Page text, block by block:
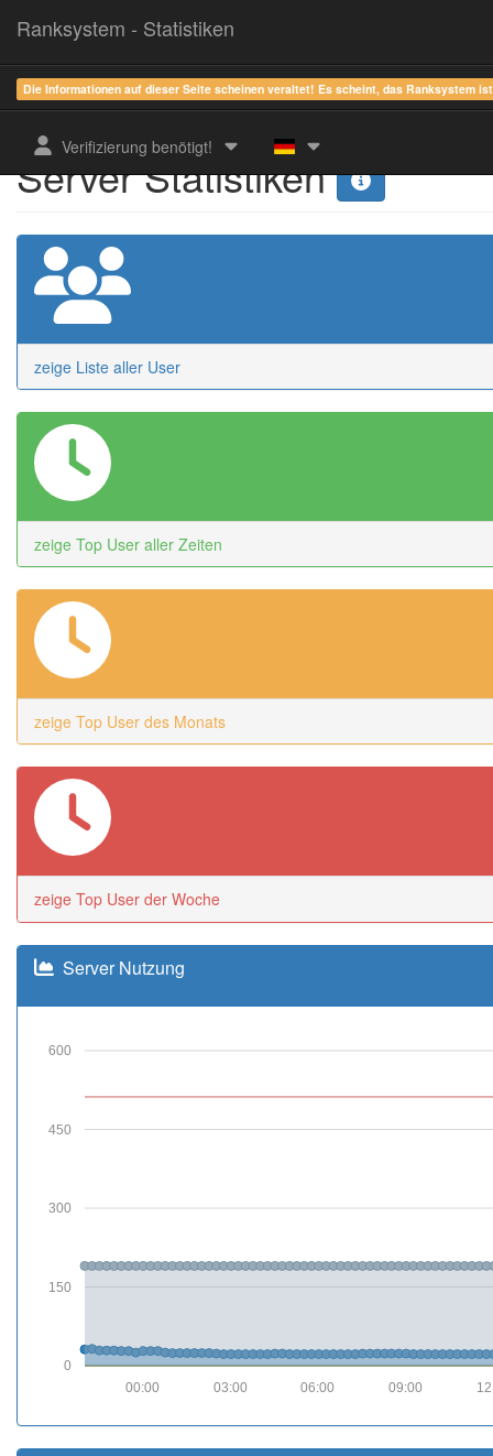
Ranksystem - Statistiken
Die Informationen auf dieser Seite scheinen veraltet! Es scheint, das Ranksystem
Verifizierung benötigt!
Server Statistiken
zeige Liste aller User
zeige Top User aller Zeiten
zeige Top User des Monats
zeige Top User der Woche
Server Nutzung
0
150
300
450
600
09:00
06:00
03:00
00:00